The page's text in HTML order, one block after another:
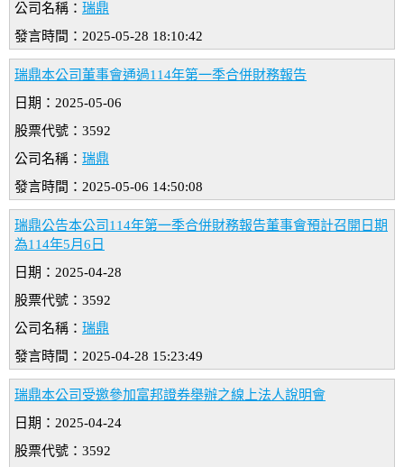
公司名稱： 瑞鼎
發言時間：2025-05-28 18:10:42
瑞鼎本公司董事會通過114年第一季合併財務報告
日期：2025-05-06
股票代號：3592
公司名稱： 瑞鼎
發言時間：2025-05-06 14:50:08
瑞鼎公告本公司114年第一季合併財務報告董事會預計召開日期
為114年5月6日
日期：2025-04-28
股票代號：3592
公司名稱： 瑞鼎
發言時間：2025-04-28 15:23:49
瑞鼎本公司受邀參加富邦證券舉辦之線上法人說明會
日期：2025-04-24
股票代號：3592